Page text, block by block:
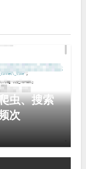
虫、搜索
次